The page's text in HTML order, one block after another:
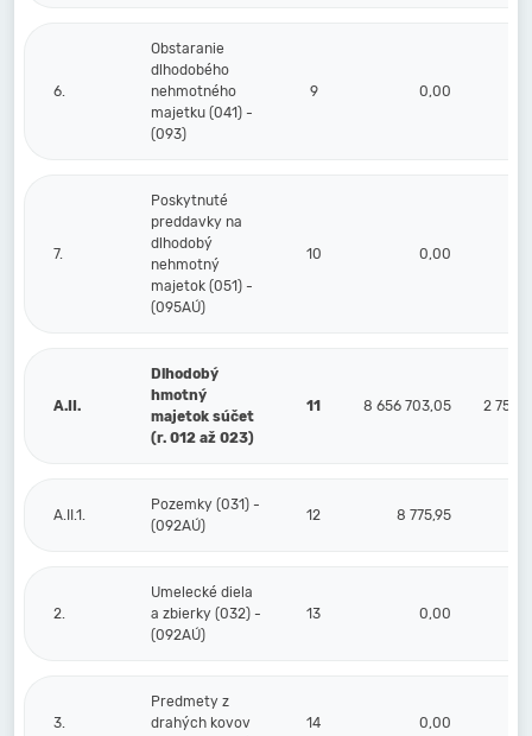
6.
Obstaranie
dlhodobého
nehmotného
majetku (041) -
(093)
9 0,00
7.
Poskytnuté
preddavky na
dlhodobý
nehmotný
majetok (051) -
(095AÚ)
10 0,00
A.II.
Dlhodobý
hmotný
majetok súčet
(r. 012 až 023)
11 8 656 703,05 2 754
A.II.1.
Pozemky (031) -
(092AÚ)
12 8 775,95
2.
Umelecké diela
a zbierky (032) -
(092AÚ)
13 0,00
3.
Predmety z
drahých kovov
14 0,00